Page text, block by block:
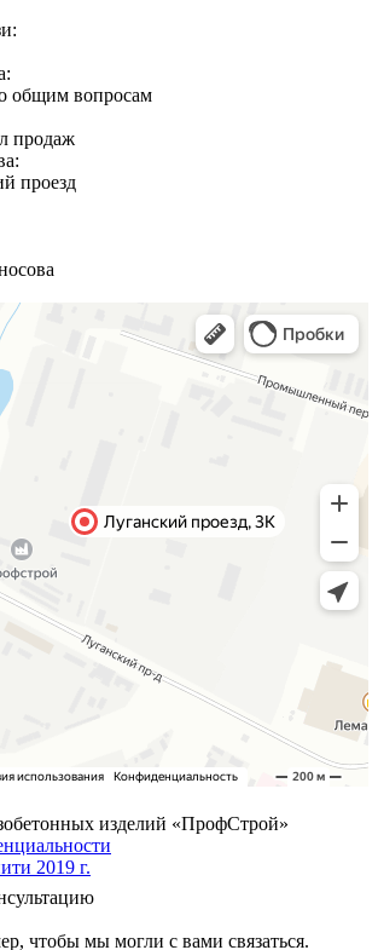
общим вопросам
продаж
проезд
изделий «ПрофСтрой»
2019 г.
чтобы мы могли с вами связаться.